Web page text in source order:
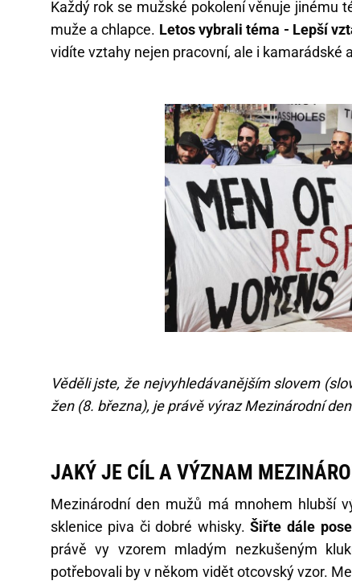
Každý rok se mužské pokolení věnuje jinému
muže a chlapce. Letos vybrali téma - Lepší
vidíte vztahy nejen pracovní, ale i kamarádské
Věděli jste, že nejvyhledávanějším slovem
žen (8. března), je právě výraz Mezinárodní
JAKÝ JE CÍL A VÝZNAM
Mezinárodní den mužů má mnohem hlubší
sklenice piva či dobré whisky.Šiřte dále
právě vy vzorem mladým nezkušeným
potřebovali by v někom vidět otcovský vzor.